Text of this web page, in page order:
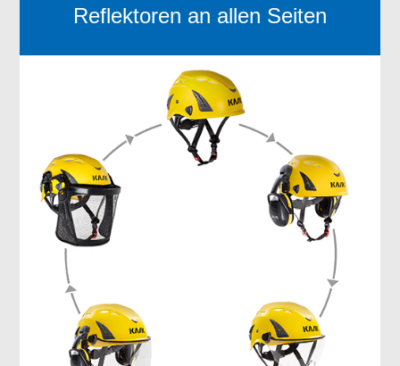
Reflektoren an allen Seiten